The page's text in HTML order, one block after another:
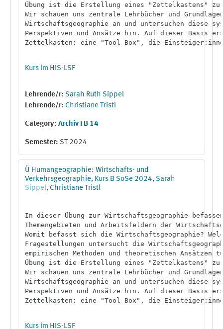
Übung ist die Erstellung eines "Zettelkastens"
Wir schauen uns zentrale Lehrbücher und
Wirtschaftsgeographie an und untersuchen diese
Perspektiven und Ansätze hin. Auf dieser Basis
Zettelkasten: eine "Tool Box", die
Kurs im HIS-LSF
Lehrende/r: Sarah Ruth Sippel
Lehrende/r: Christiane Tristl
Category: Archiv FB 14
Semester: ST 2024
Ü Humangeographie: Wirtschafts- und
Verkehrsgeographie, Kurs B SoSe 2024, Sarah
Sippel, Christiane Tristl
In dieser Übung zur Wirtschaftsgeographie
Themengebieten und Arbeitsfeldern der
Womit befasst sich die Wirtschaftsgeographie?
Fragestellungen untersucht die
empirischen Methoden und theoretischen
Übung ist die Erstellung eines "Zettelkastens"
Wir schauen uns zentrale Lehrbücher und
Wirtschaftsgeographie an und untersuchen diese
Perspektiven und Ansätze hin. Auf dieser Basis
Zettelkasten: eine "Tool Box", die
Kurs im HIS-LSF